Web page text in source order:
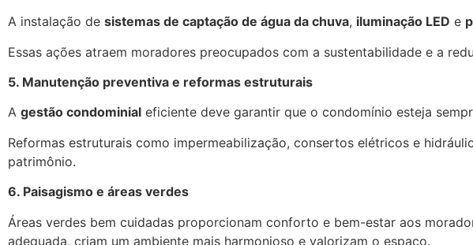
A instalação de sistemas de captação de água da chuva, iluminação LED e
Essas ações atraem moradores preocupados com a sustentabilidade e a
5. Manutenção preventiva e reformas estruturais
A gestão condominial eficiente deve garantir que o condomínio esteja
Reformas estruturais como impermeabilização, consertos elétricos e
patrimônio.
6. Paisagismo e áreas verdes
Áreas verdes bem cuidadas proporcionam conforto e bem-estar aos
adequada, criam um ambiente mais harmonioso e valorizam o espaço.